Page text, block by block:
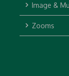
Image &
Zooms